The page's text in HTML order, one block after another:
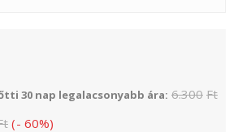
30 nap legalacsonyabb ára: 6.300 Ft
(- 60%)